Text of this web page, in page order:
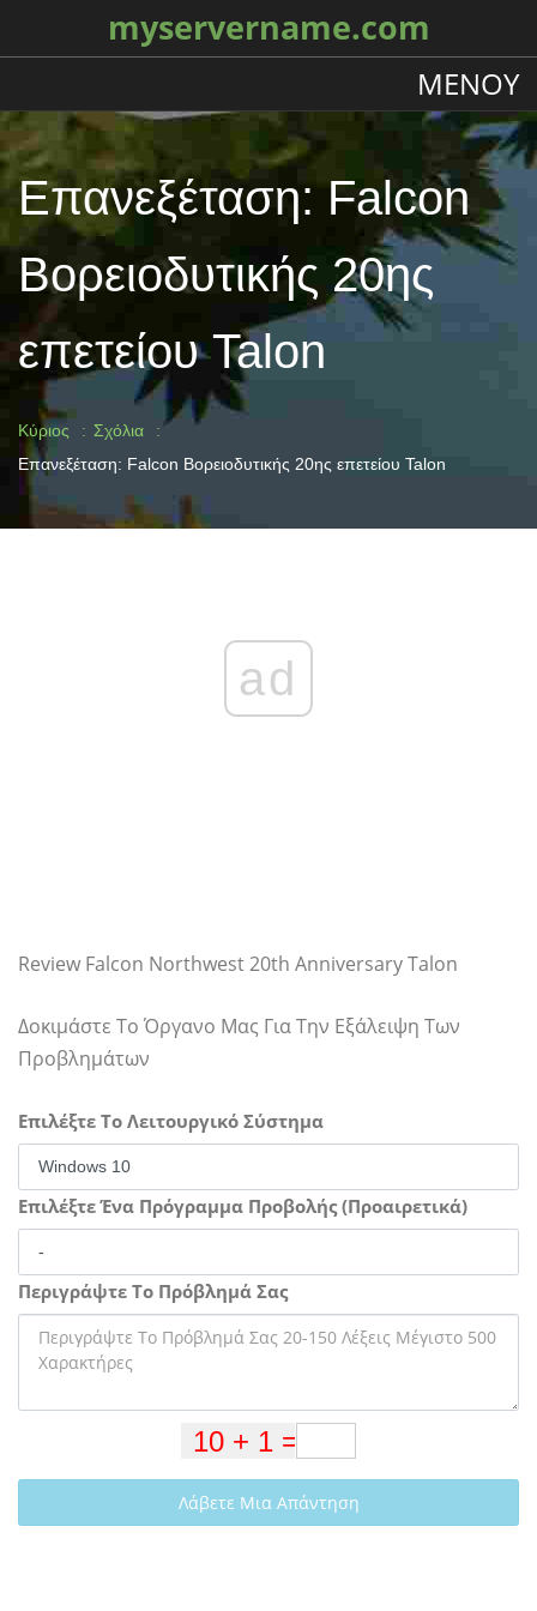
myservername.com
ΜΕΝΟΎ
Επανεξέταση: Falcon
Βορειοδυτικής 20ης
επετείου Talon
Κύριος
Σχόλια
Επανεξέταση: Falcon Βορειοδυτικής 20ης επετείου Talon
ad
Review Falcon Northwest 20th Anniversary Talon
Δοκιμάστε Το Όργανο Μας Για Την Εξάλειψη Των
Προβλημάτων
Επιλέξτε Το Λειτουργικό Σύστημα
Επιλέξτε Ένα Πρόγραμμα Προβολής (Προαιρετικά)
Περιγράψτε Το Πρόβλημά Σας
Λάβετε Μια Απάντηση